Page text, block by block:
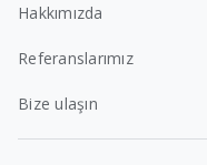
Hakkımızda
Referanslarımız
Bize ulaşın